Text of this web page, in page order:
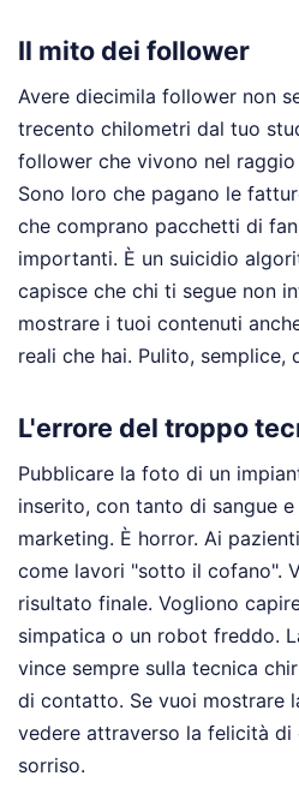
Il mito dei follower
Avere diecimila follower non
trecento chilometri dal tuo
follower che vivono nel
Sono loro che pagano le
che comprano pacchetti di
importanti. È un suicidio
capisce che chi ti segue non
mostrare i tuoi contenuti
reali che hai. Pulito, semplice,
L'errore del troppo
Pubblicare la foto di un
inserito, con tanto di sangue
marketing. È horror. Ai
come lavori "sotto il cofano".
risultato finale. Vogliono
simpatica o un robot freddo.
vince sempre sulla tecnica
di contatto. Se vuoi mostrare
vedere attraverso la felicità
sorriso.